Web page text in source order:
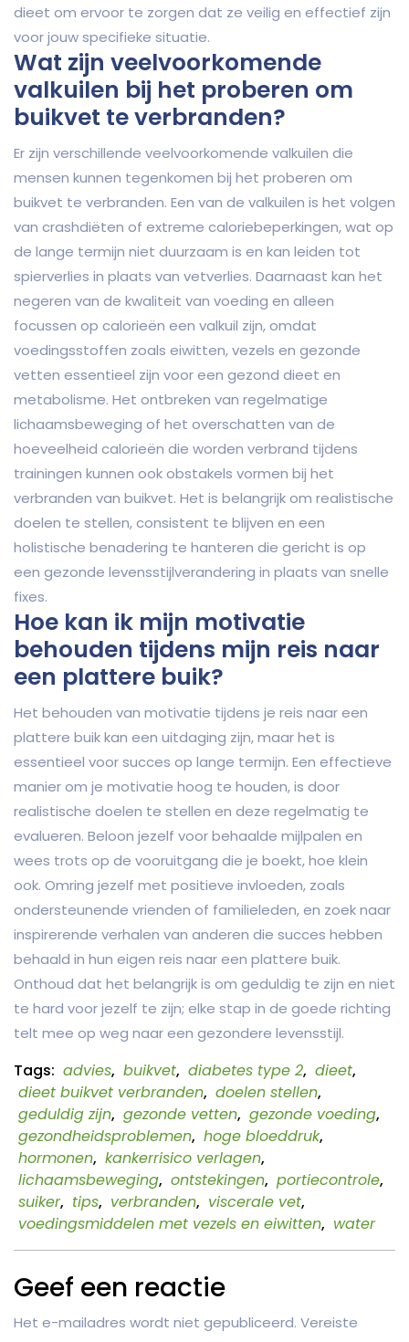
dieet om ervoor te zorgen dat ze veilig en effectief zijn
voor jouw specifieke situatie.
Wat zijn veelvoorkomende
valkuilen bij het proberen om
buikvet te verbranden?
Er zijn verschillende veelvoorkomende valkuilen die
mensen kunnen tegenkomen bij het proberen om
buikvet te verbranden. Een van de valkuilen is het volgen
van crashdiëten of extreme caloriebeperkingen, wat op
de lange termijn niet duurzaam is en kan leiden tot
spierverlies in plaats van vetverlies. Daarnaast kan het
negeren van de kwaliteit van voeding en alleen
focussen op calorieën een valkuil zijn, omdat
voedingsstoffen zoals eiwitten, vezels en gezonde
vetten essentieel zijn voor een gezond dieet en
metabolisme. Het ontbreken van regelmatige
lichaamsbeweging of het overschatten van de
hoeveelheid calorieën die worden verbrand tijdens
trainingen kunnen ook obstakels vormen bij het
verbranden van buikvet. Het is belangrijk om realistische
doelen te stellen, consistent te blijven en een
holistische benadering te hanteren die gericht is op
een gezonde levensstijlverandering in plaats van snelle
fixes.
Hoe kan ik mijn motivatie
behouden tijdens mijn reis naar
een plattere buik?
Het behouden van motivatie tijdens je reis naar een
plattere buik kan een uitdaging zijn, maar het is
essentieel voor succes op lange termijn. Een effectieve
manier om je motivatie hoog te houden, is door
realistische doelen te stellen en deze regelmatig te
evalueren. Beloon jezelf voor behaalde mijlpalen en
wees trots op de vooruitgang die je boekt, hoe klein
ook. Omring jezelf met positieve invloeden, zoals
ondersteunende vrienden of familieleden, en zoek naar
inspirerende verhalen van anderen die succes hebben
behaald in hun eigen reis naar een plattere buik.
Onthoud dat het belangrijk is om geduldig te zijn en niet
te hard voor jezelf te zijn; elke stap in de goede richting
telt mee op weg naar een gezondere levensstijl.
Tags: advies, buikvet, diabetes type 2, dieet,
dieet buikvet verbranden, doelen stellen,
geduldig zijn, gezonde vetten, gezonde voeding,
gezondheidsproblemen, hoge bloeddruk,
hormonen, kankerrisico verlagen,
lichaamsbeweging, ontstekingen, portiecontrole,
suiker, tips, verbranden, viscerale vet,
voedingsmiddelen met vezels en eiwitten, water
Geef een reactie
Het e-mailadres wordt niet gepubliceerd. Vereiste